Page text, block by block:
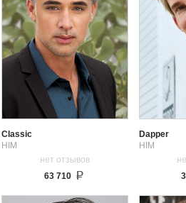
Classic
HIM
нет отзывов
63 710
Dapper
HIM